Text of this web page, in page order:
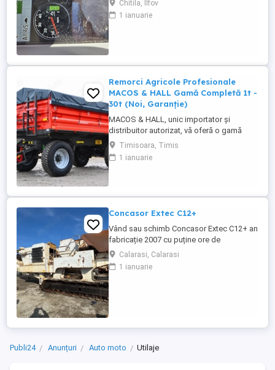
proba in Chitila , sos de Centura Bucuresti
la UTIROM INVEST SRL
Chitila, Ilfov
1 ianuarie
Remorci Agricole Profesionale
MACOS & HALL Gamă Completă 1t -
30t (Noi, Garanție)
MACOS & HALL, unic importator și
distribuitor autorizat, vă oferă o gamă
variată de remorci agricole și tehnologice,
special concepute pentru a răspunde
nevoilor fermierilor moderni. Toate
durabilitate și performanță maximă în
Timisoara, Timis
1 ianuarie
Concasor Extec C12+
Vând sau schimb Concasor Extec C12+ an
fabricație 2007 cu puține ore de
funcționare.
Calarasi, Calarasi
1 ianuarie
Publi24 Anunțuri Auto moto Utilaje